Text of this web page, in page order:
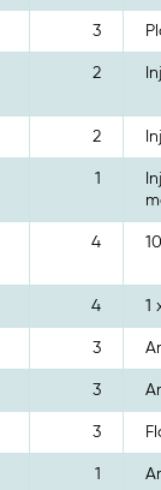
3
2
2
1
4
4 1
3
3
3
1